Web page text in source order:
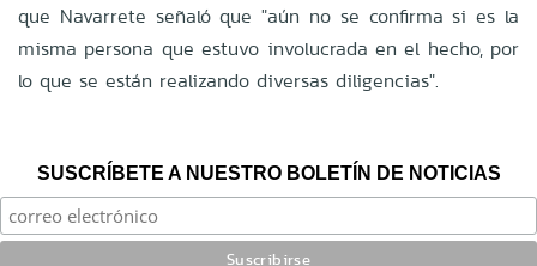
que Navarrete señaló que "aún no se confirma si es la
misma persona que estuvo involucrada en el hecho, por
lo que se están realizando diversas diligencias".
SUSCRÍBETE A NUESTRO BOLETÍN DE NOTICIAS